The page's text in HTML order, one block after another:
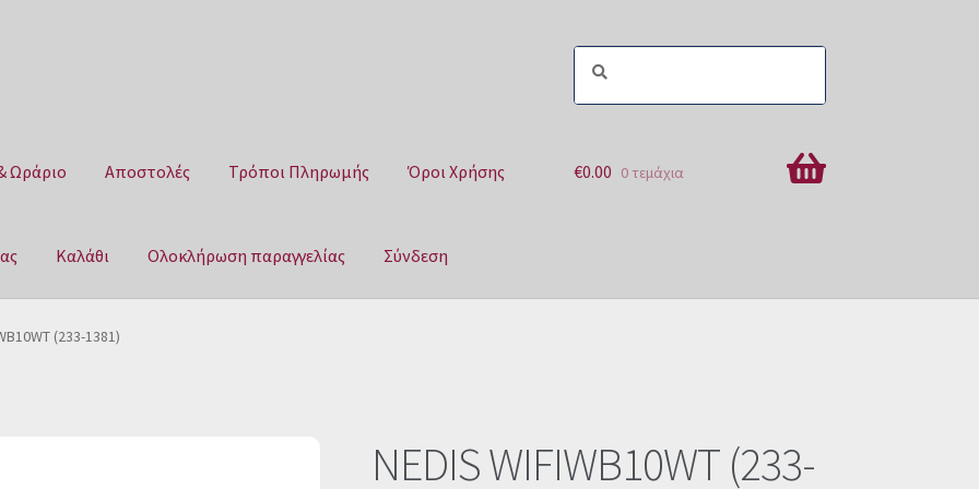
Ωράριο Αποστολές Τρόποι Πληρωμής Όροι Χρήσης
Καλάθι Ολοκλήρωση παραγγελίας Σύνδεση
Αποστολές Τρόποι Πληρωμής
€0.00 0 τεμάχια
(233-1381)
NEDIS WIFIWB10WT (233-